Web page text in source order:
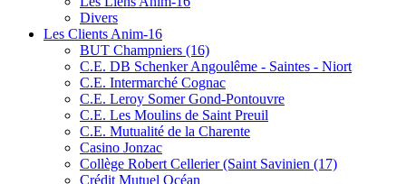
Divers
Les Clients Anim-16
BUT Champniers (16)
C.E. DB Schenker Angoulême - Saintes - Niort
C.E. Intermarché Cognac
C.E. Leroy Somer Gond-Pontouvre
C.E. Les Moulins de Saint Preuil
C.E. Mutualité de la Charente
Casino Jonzac
Collège Robert Cellerier (Saint Savinien (17)
Crédit Mutuel Océan